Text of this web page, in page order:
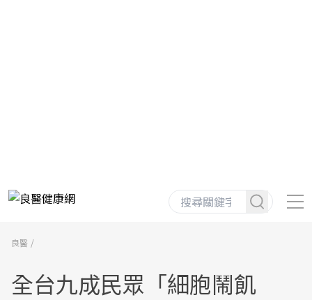
良醫
全台九成民眾「細胞鬧飢